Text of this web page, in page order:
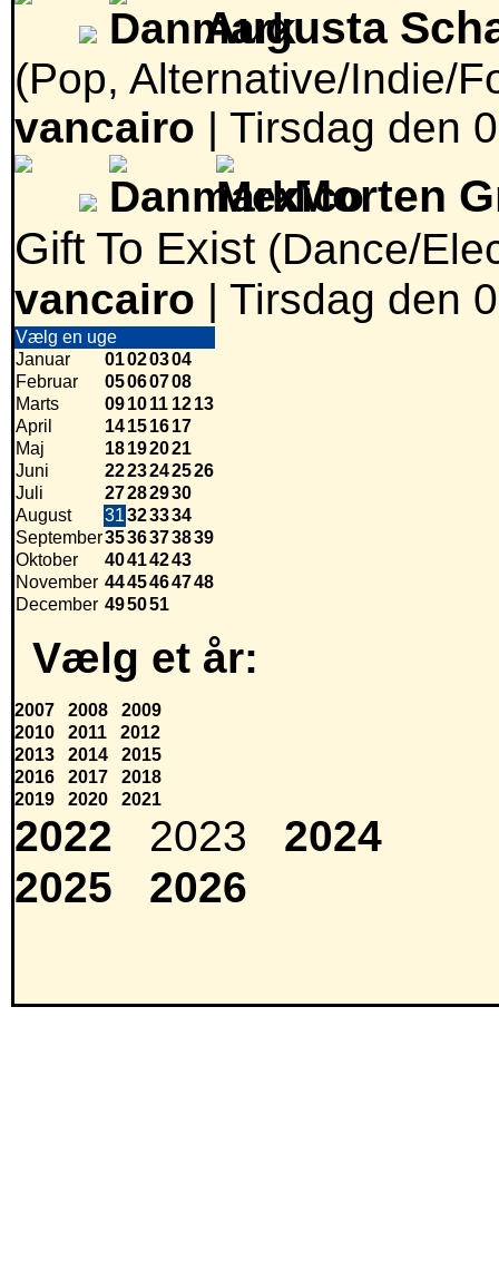
Augusta
(Pop, Alternative/Indie/
vancairo | Tirsdag den
Morten
Gift To Exist (Dance/
vancairo | Tirsdag den
Vælg en uge
Januar
01020304
Februar
05060708
Marts
091011 1213
April
14151617
Maj
18192021
Juni
2223242526
Juli
27282930
August
31323334
September3536373839
Oktober
40414243
November 4445464748
December 495051
Vælg et år:
2007 2008
2009
2010
2011
2012
2013
2014
2015
2016
2017
2018
2019
2020 2021
2022 2023
2024
2025
2026